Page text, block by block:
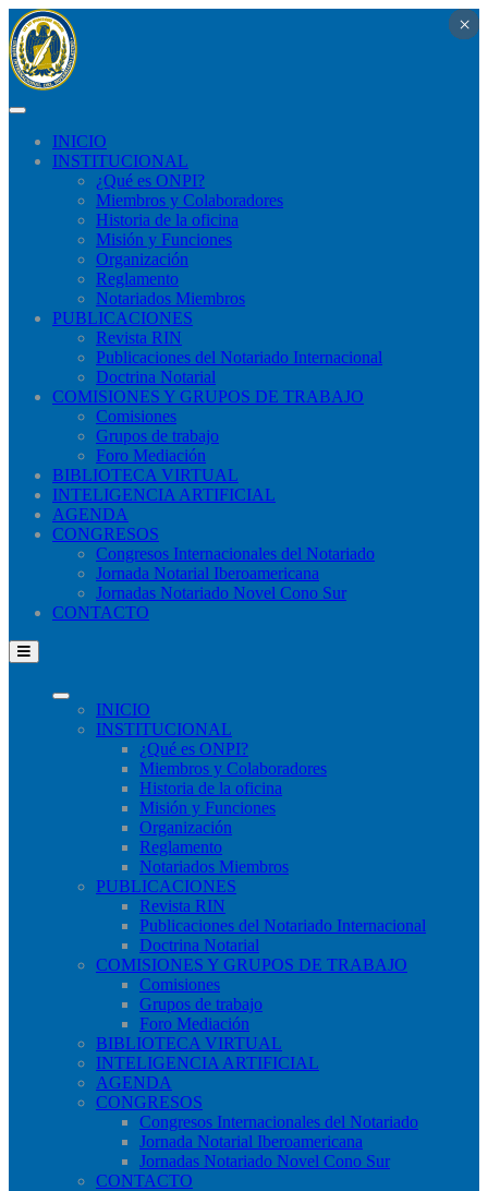
INICIO
INSTITUCIONAL
¿Qué​ es ONPI?
Miembros y Colaboradores
Historia de la oficina
Misión y Funciones
Organización
Reglamento
Notariados Miembros
PUBLICACIONES
Revista RIN
Publicaciones del Notariado Internacional
Doctrina Notarial
COMISIONES Y GRUPOS DE TRABAJO
Comisiones
Grupos de trabajo
Foro Mediación
BIBLIOTECA VIRTUAL
INTELIGENCIA ARTIFICIAL
AGENDA
CONGRESOS
Congresos Internacionales del Notariado
Jornada Notarial Iberoamericana
Jornadas Notariado Novel Cono Sur
CONTACTO
INICIO
INSTITUCIONAL
¿Qué​ es ONPI?
Miembros y Colaboradores
Historia de la oficina
Misión y Funciones
Organización
Reglamento
Notariados Miembros
PUBLICACIONES
Revista RIN
Publicaciones del Notariado Internacional
Doctrina Notarial
COMISIONES Y GRUPOS DE TRABAJO
Comisiones
Grupos de trabajo
Foro Mediación
BIBLIOTECA VIRTUAL
INTELIGENCIA ARTIFICIAL
AGENDA
CONGRESOS
Congresos Internacionales del Notariado
Jornada Notarial Iberoamericana
Jornadas Notariado Novel Cono Sur
CONTACTO
×
×
×
×
×
×
×
×
×
×
×
×
×
×
×
×
×
×
×
×
×
×
×
×
×
×
×
×
×
×
×
×
×
×
×
×
×
×
×
×
×
×
×
×
×
×
×
×
×
×
×
×
×
×
×
×
×
×
×
×
×
×
×
×
×
×
×
×
×
×
×
×
×
×
×
×
×
×
×
×
×
×
×
×
×
×
×
×
×
×
×
×